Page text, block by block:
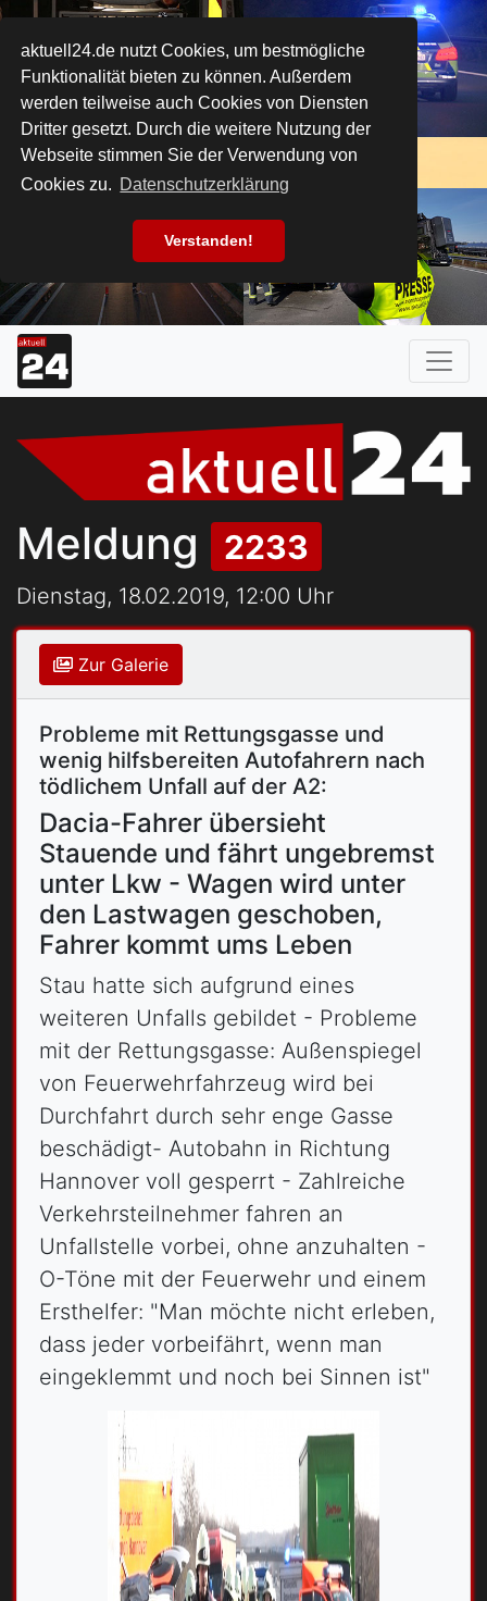
aktuell24.de nutzt Cookies, um bestmögliche
Funktionalität bieten zu können. Außerdem
werden teilweise auch Cookies von Diensten
Dritter gesetzt. Durch die weitere Nutzung der
Webseite stimmen Sie der Verwendung von
Cookies zu. Datenschutzerklärung
Verstanden!
Meldung 2233
Dienstag, 18.02.2019, 12:00 Uhr
Zur Galerie
Probleme mit Rettungsgasse und
wenig hilfsbereiten Autofahrern nach
tödlichem Unfall auf der A2:
Dacia-Fahrer übersieht
Stauende und fährt ungebremst
unter Lkw - Wagen wird unter
den Lastwagen geschoben,
Fahrer kommt ums Leben
Stau hatte sich aufgrund eines
weiteren Unfalls gebildet - Probleme
mit der Rettungsgasse: Außenspiegel
von Feuerwehrfahrzeug wird bei
Durchfahrt durch sehr enge Gasse
beschädigt- Autobahn in Richtung
Hannover voll gesperrt - Zahlreiche
Verkehrsteilnehmer fahren an
Unfallstelle vorbei, ohne anzuhalten -
O-Töne mit der Feuerwehr und einem
Ersthelfer: "Man möchte nicht erleben,
dass jeder vorbeifährt, wenn man
eingeklemmt und noch bei Sinnen ist"